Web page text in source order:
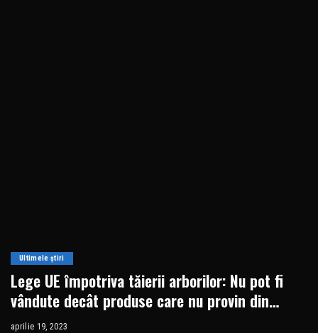
Ultimele știri
Lege UE împotriva tăierii arborilor: Nu pot fi
vândute decât produse care nu provin din
defrișări
aprilie 19, 2023